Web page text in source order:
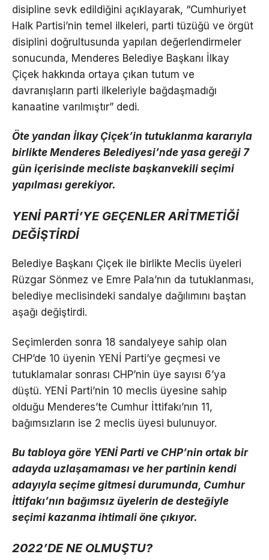
disipline sevk edildiğini açıklayarak, “Cumhuriyet
Halk Partisi’nin temel ilkeleri, parti tüzüğü ve örgüt
disiplini doğrultusunda yapılan değerlendirmeler
sonucunda, Menderes Belediye Başkanı İlkay
Çiçek hakkında ortaya çıkan tutum ve
davranışların parti ilkeleriyle bağdaşmadığı
kanaatine varılmıştır” dedi.
Öte yandan İlkay Çiçek’in tutuklanma kararıyla
birlikte Menderes Belediyesi’nde yasa gereği 7
gün içerisinde mecliste başkanvekili seçimi
yapılması gerekiyor.
YENİ PARTİ’YE GEÇENLER ARİTMETİĞİ
DEĞİŞTİRDİ
Belediye Başkanı Çiçek ile birlikte Meclis üyeleri
Rüzgar Sönmez ve Emre Pala’nın da tutuklanması,
belediye meclisindeki sandalye dağılımını baştan
aşağı değiştirdi.
Seçimlerden sonra 18 sandalyeye sahip olan
CHP’de 10 üyenin YENİ Parti’ye geçmesi ve
tutuklamalar sonrası CHP’nin üye sayısı 6’ya
düştü. YENİ Parti’nin 10 meclis üyesine sahip
olduğu Menderes’te Cumhur İttifakı’nın 11,
bağımsızların ise 2 meclis üyesi bulunuyor.
Bu tabloya göre YENİ Parti ve CHP’nin ortak bir
adayda uzlaşamaması ve her partinin kendi
adayıyla seçime gitmesi durumunda, Cumhur
İttifakı’nın bağımsız üyelerin de desteğiyle
seçimi kazanma ihtimali öne çıkıyor.
2022’DE NE OLMUŞTU?